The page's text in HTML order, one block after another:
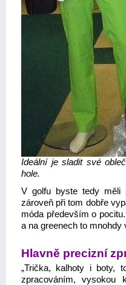
Ideální je sladit své
hole.
V golfu byste tedy měli
zároveň při tom dobře
móda především o
a na greenech to mnohdy
Hlavně precizní
„Trička, kalhoty i boty,
zpracováním, vysokou